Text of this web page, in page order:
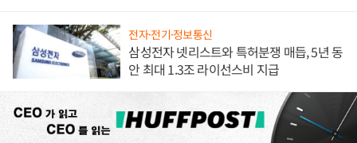
전자·전기·정보통신
삼성전자 넷리스트와 특허분쟁 매듭, 5년 동
안 최대 1.3조 라이선스비 지급